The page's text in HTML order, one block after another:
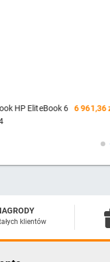
HP EliteBook 6
6 961,36
klientów